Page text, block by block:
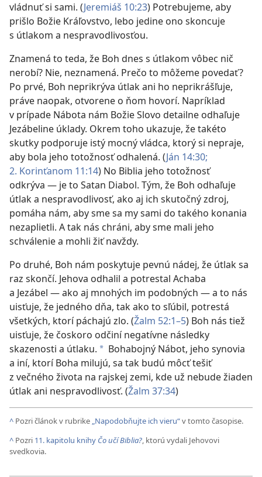
vládnuť si sami. (Jeremiáš 10:23) Potrebujeme, aby
prišlo Božie Kráľovstvo, lebo jedine ono skoncuje
s útlakom a nespravodlivosťou.
Znamená to teda, že Boh dnes s útlakom vôbec nič
nerobí? Nie, neznamená. Prečo to môžeme povedať?
Po prvé, Boh neprikrýva útlak ani ho neprikrášľuje,
práve naopak, otvorene o ňom hovorí. Napríklad
v prípade Nábota nám Božie Slovo detailne odhaľuje
Jezábeline úklady. Okrem toho ukazuje, že takéto
skutky podporuje istý mocný vládca, ktorý si nepraje,
aby bola jeho totožnosť odhalená. (Ján 14:30;
2. Korinťanom 11:14) No Biblia jeho totožnosť
odkrýva — je to Satan Diabol. Tým, že Boh odhaľuje
útlak a nespravodlivosť, ako aj ich skutočný zdroj,
pomáha nám, aby sme sa my sami do takého konania
nezaplietli. A tak nás chráni, aby sme mali jeho
schválenie a mohli žiť navždy.
Po druhé, Boh nám poskytuje pevnú nádej, že útlak sa
raz skončí. Jehova odhalil a potrestal Achaba
a Jezábel — ako aj mnohých im podobných — a to nás
uisťuje, že jedného dňa, tak ako to sľúbil, potrestá
všetkých, ktorí páchajú zlo. (Žalm 52:1–5) Boh nás tiež
uisťuje, že čoskoro odčiní negatívne následky
skazenosti a útlaku. * Bohabojný Nábot, jeho synovia
a iní, ktorí Boha milujú, sa tak budú môcť tešiť
z večného života na rajskej zemi, kde už nebude žiaden
útlak ani nespravodlivosť. (Žalm 37:34)
^ Pozri článok v rubrike „Napodobňujte ich vieru“v tomto časopise.
^ Pozri 11. kapitolu knihy Čo učí Biblia? , ktorú vydali Jehovovi
svedkovia.